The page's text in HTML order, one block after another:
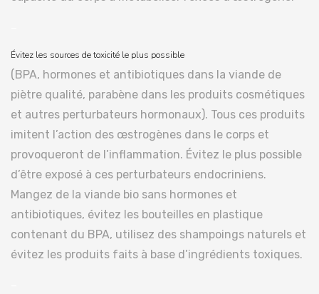
Évitez les sources de toxicité le plus possible
(BPA, hormones et antibiotiques dans la viande de
piètre qualité, parabène dans les produits cosmétiques
et autres perturbateurs hormonaux). Tous ces produits
imitent l’action des œstrogènes dans le corps et
provoqueront de l’inflammation. Évitez le plus possible
d’être exposé à ces perturbateurs endocriniens.
Mangez de la viande bio sans hormones et
antibiotiques, évitez les bouteilles en plastique
contenant du BPA, utilisez des shampoings naturels et
évitez les produits faits à base d’ingrédients toxiques.